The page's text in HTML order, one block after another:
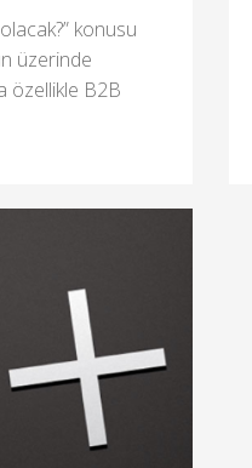
konusu
üzerinde
özellikle B2B